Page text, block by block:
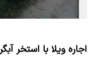
اجاره ویلا با استخر